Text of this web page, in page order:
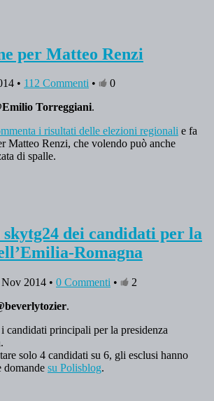
per Matteo Renzi
• 112 Commenti •
0
Torreggiani.
i risultati delle elezioni regionali e fa
Matteo Renzi, che volendo può anche
di spalle.
dei candidati per la
Romagna
2014 • 0 Commenti •
2
.
i candidati principali per la presidenza
solo 4 candidati su 6, gli esclusi hanno
domande su Polisblog.